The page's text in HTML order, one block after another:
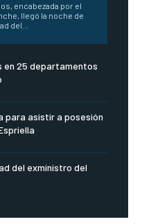
encabezada por el
llegó la noche de
del...
en 25 departamentos
para asistir a posesión
del exministro del